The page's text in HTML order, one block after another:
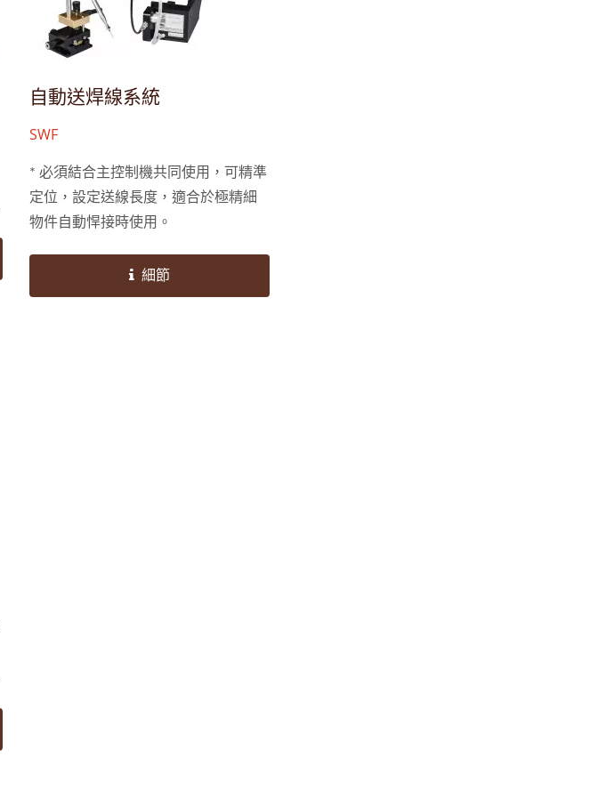
自動送焊線系統
SWF
* 必須結合主控制機共同使用，可精準
定位，設定送線長度，適合於極精細
物件自動悍接時使用。
細節